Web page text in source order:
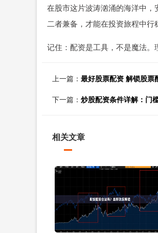
在股市这片波涛汹涌的海洋中
二者兼备，才能在投资旅程中行
记住：配资是工具，不是魔法。
上一篇： 最好股票配资 解锁股票
下一篇： 炒股配资条件详解：门
相关文章